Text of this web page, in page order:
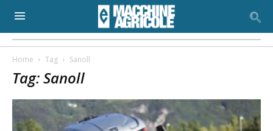
Home Tag Sanoll
Tag: Sanoll